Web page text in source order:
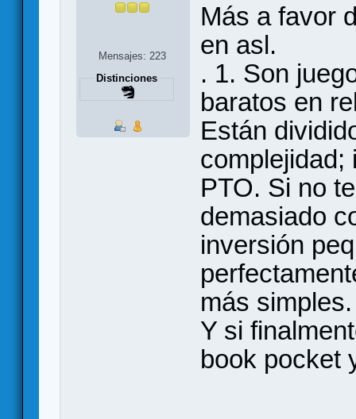
Mensajes: 223
Distinciones
Más a favor
en asl.
. 1. Son
baratos en
Están
complejidad;
PTO. Si no
demasiado
inversión
más simples.
Y si
book pocket